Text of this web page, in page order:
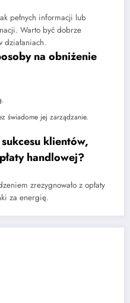
pełnych informacji lub
Warto być dobrze
działaniach.
na obniżenie
świadome jej zarządzanie.
klientów,
handlowej?
zrezygnowało z opłaty
za energię.